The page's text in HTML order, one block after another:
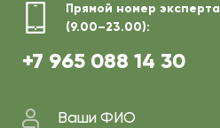
Прямой номер эксперта
(9.00–23.00):
+7 965 088 14 30
Ваши ФИО